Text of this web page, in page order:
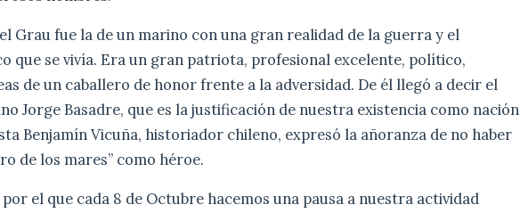
Grau fue la de un marino con una gran realidad de la guerra y el
que se vivía. Era un gran patriota, profesional excelente, político,
de un caballero de honor frente a la adversidad. De él llegó a decir el
Jorge Basadre, que es la justificación de nuestra existencia como nación
Benjamín Vicuña, historiador chileno, expresó la añoranza de no haber
de los mares” como héroe.
el que cada 8 de Octubre hacemos una pausa a nuestra actividad